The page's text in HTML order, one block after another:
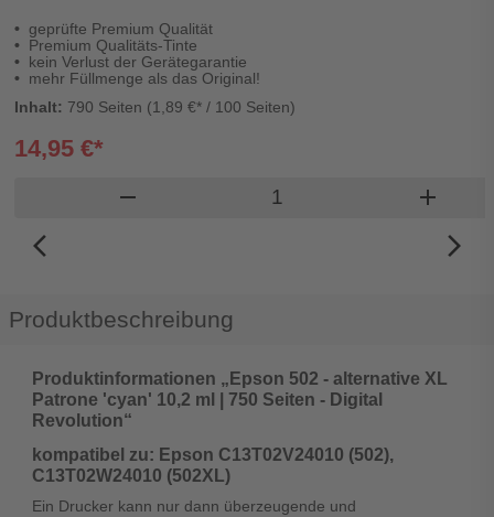
geprüfte Premium Qualität
Premium Qualitäts-Tinte
kein Verlust der Gerätegarantie
mehr Füllmenge als das Original!
Inhalt: 790 Seiten (1,89 €* / 100 Seiten)
14,95 €*
remove Produkt Warenkorb
add
arrow_back_ios_new
arrow_forward_ios
Produktbeschreibung
Produktinformationen „Epson 502 - alternative XL
Patrone 'cyan' 10,2 ml | 750 Seiten - Digital
Revolution“
kompatibel zu: Epson C13T02V24010 (502),
C13T02W24010 (502XL)
Ein Drucker kann nur dann überzeugende und